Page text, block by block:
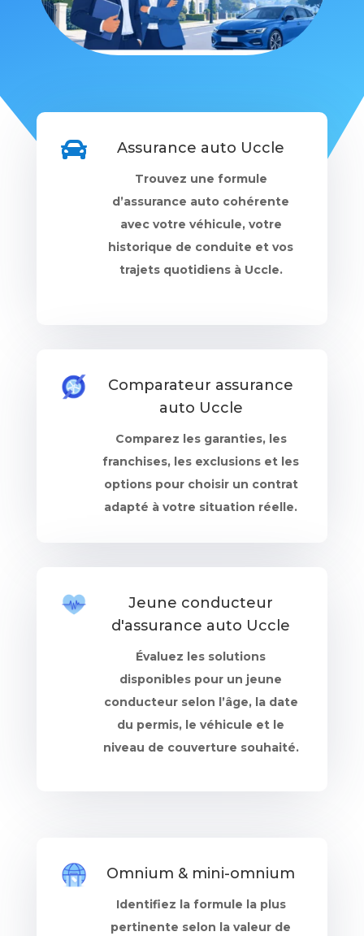
 Assurance auto Uccle
Trouvez une formule
d’assurance auto cohérente
avec votre véhicule, votre
historique de conduite et vos
trajets quotidiens à Uccle.
Comparateur assurance
auto Uccle
Comparez les garanties, les
franchises, les exclusions et les
options pour choisir un contrat
adapté à votre situation réelle.
Jeune conducteur
d'assurance auto Uccle
Évaluez les solutions
disponibles pour un jeune
conducteur selon l’âge, la date
du permis, le véhicule et le
niveau de couverture souhaité.
Omnium & mini-omnium
Identifiez la formule la plus
pertinente selon la valeur de